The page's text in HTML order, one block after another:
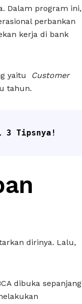
Dalam program ini,
perbankan
kerja di bank
yaitu
Customer
tahun.
3 Tipsnya!
dirinya. Lalu,
dibuka sepanjang